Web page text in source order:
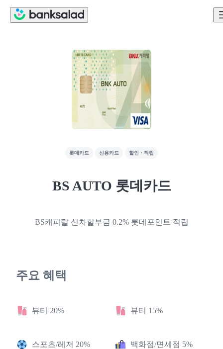
롯데카드 신용카드 할인・적립
BS AUTO 롯데카드
BS캐피탈 신차할부금 0.2% 롯데포인트 적립
주요 혜택
뷰티 20% 뷰티 15%
스포츠/레저 20% 백화점/면세점 5%